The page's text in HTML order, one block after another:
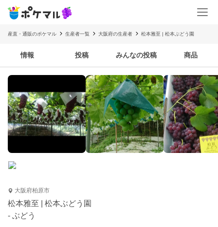
産直・通販のポケマル 生産者一覧 大阪府の生産者 松本雅至 | 松本ぶどう園
情報 投稿 みんなの投稿 商品
大阪府柏原市
松本雅至 | 松本ぶどう園
- ぶどう